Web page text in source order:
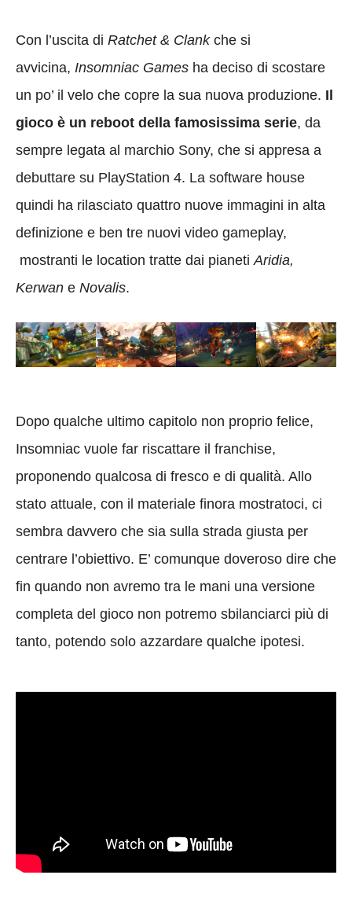
Con l’uscita di Ratchet & Clankche si
avvicina, Insomniac Games ha deciso di scostare
un po’ il velo che copre la sua nuova produzione. Il
gioco è un reboot della famosissima serie, da
sempre legata al marchio Sony, che si appresa a
debuttare su PlayStation 4. La software house
quindi ha rilasciato quattro nuove immagini in alta
definizione e ben tre nuovi video gameplay,
mostranti le location tratte dai pianeti Aridia,
Kerwan e Novalis.
Dopo qualche ultimo capitolo non proprio felice,
Insomniac vuole far riscattare il franchise,
proponendo qualcosa di fresco e di qualità. Allo
stato attuale, con il materiale finora mostratoci, ci
sembra davvero che sia sulla strada giusta per
centrare l’obiettivo. E’ comunque doveroso dire che
fin quando non avremo tra le mani una versione
completa del gioco non potremo sbilanciarci più di
tanto, potendo solo azzardare qualche ipotesi.